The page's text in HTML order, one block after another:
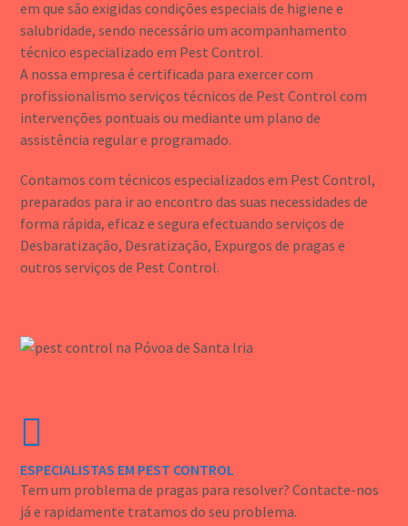
em que são exigidas condições especiais de higiene e
salubridade, sendo necessário um acompanhamento
técnico especializado em Pest Control.
A nossa empresa é certificada para exercer com
profissionalismo serviços técnicos de Pest Control com
intervenções pontuais ou mediante um plano de
assistência regular e programado.
Contamos com técnicos especializados em Pest Control,
preparados para ir ao encontro das suas necessidades de
forma rápida, eficaz e segura efectuando serviços de
Desbaratização, Desratização, Expurgos de pragas e
outros serviços de Pest Control.
ESPECIALISTAS EM PEST CONTROL
Tem um problema de pragas para resolver? Contacte-nos
já e rapidamente tratamos do seu problema.